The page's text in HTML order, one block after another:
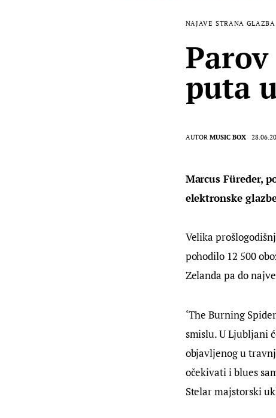
NAJAVE STRANA GLAZBA
puta
AUTOR MUSIC BOX
Marcus Füreder,
elektronske
Velika
pohodilo 12 500
Zelanda pa do
‘The Burning
smislu. U Ljubljani
objavljenog u
očekivati i blues
Stelar majstorski